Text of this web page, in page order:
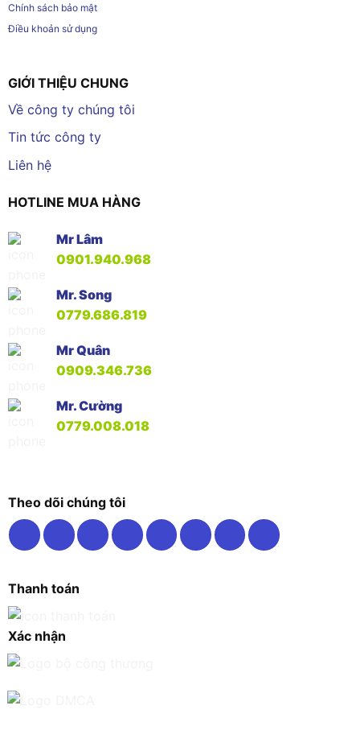
Chính sách bảo mật
Điều khoản sử dụng
GIỚI THIỆU CHUNG
Về công ty chúng tôi
Tin tức công ty
Liên hệ
HOTLINE MUA HÀNG
Mr Lâm
0901.940.968
Mr. Song
0779.686.819
Mr Quân
0909.346.736
Mr. Cường
0779.008.018
Theo dõi chúng tôi
Thanh toán
Xác nhận